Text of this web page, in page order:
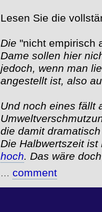
Lesen Sie die
Die "nicht empirisch
Dame sollen hier
jedoch, wenn man
angestellt ist, also
Und noch eines fällt
die damit
Die Halbwertszeit
hoch. Das wäre
... comment